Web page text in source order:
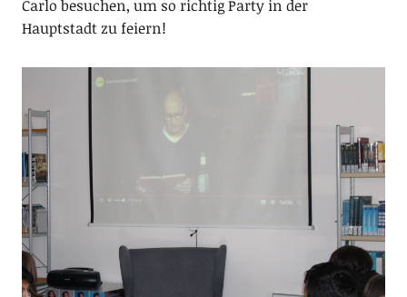
Carlo besuchen, um so richtig Party in der
Hauptstadt zu feiern!